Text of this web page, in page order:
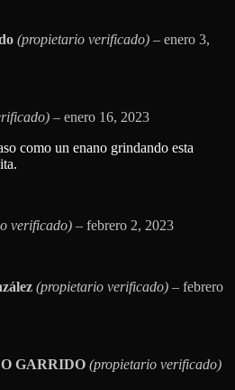
(propietario verificado) – enero 3,
– enero 16, 2023
como un enano grindando esta
verificado) – febrero 2, 2023
(propietario verificado) – febrero
GARRIDO (propietario verificado)